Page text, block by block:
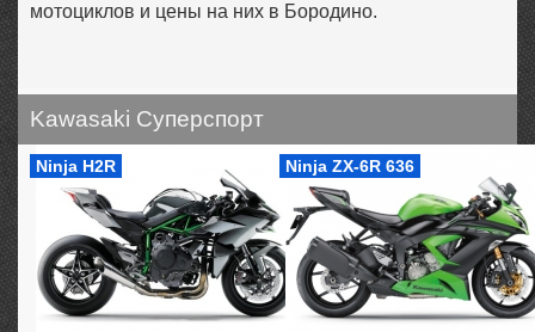
мотоциклов и цены на них в Бородино.
Kawasaki Суперспорт
Ninja H2R Ninja ZX-6R 636